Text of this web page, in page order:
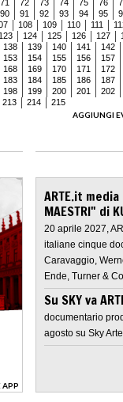
71 72 73 74 75 76
90 91 92 93 94 95
108 109 110 111
123 124 125 126 127
138 139 140 141
142
153 154 155 156
157
168 169 170 171
172
183 184 185 186
187
198 199 200 201
202
213 214
215
AGGIUNGI
APP
ARTE.it
MAESTRI" di
20 aprile 2027,
italiane cinque
Caravaggio,
Ende, Turner &
Su SKY va
documentario
agosto su Sky Arte